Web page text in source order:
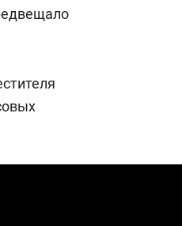
состоянием как основа